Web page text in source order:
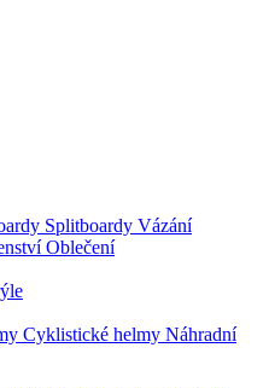
Splitboardy Vázání
Oblečení
Cyklistické helmy Náhradní